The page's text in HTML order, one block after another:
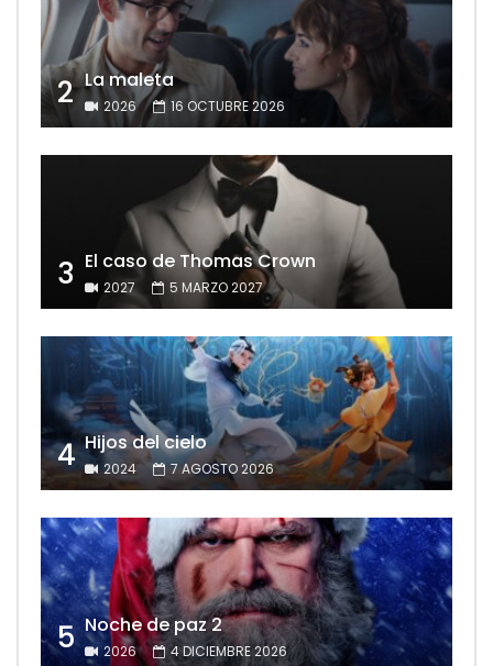
2 La maleta
2026 16 OCTUBRE 2026
3 El caso de Thomas Crown
2027 5 MARZO 2027
4 Hijos del cielo
2024 7 AGOSTO 2026
5 Noche de paz 2
2026 4 DICIEMBRE 2026